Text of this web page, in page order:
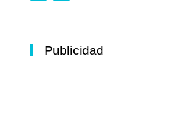
Publicidad